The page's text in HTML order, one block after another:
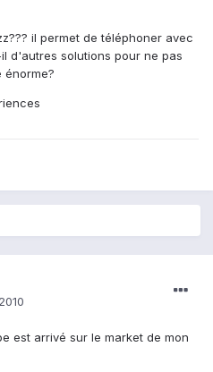
il permet de téléphoner avec
d'autres solutions pour ne pas
énorme?
est arrivé sur le market de mon